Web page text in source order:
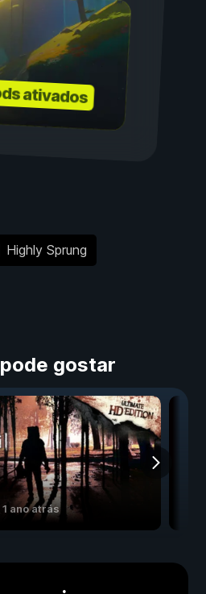
ativados
Highly Sprung
gostar
1 ano atrás